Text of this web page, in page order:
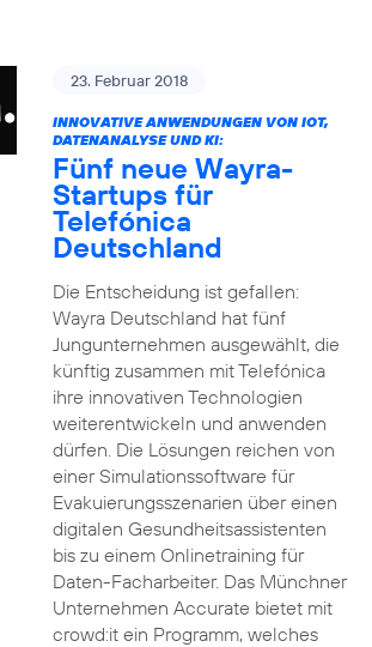
23. Februar 2018
INNOVATIVE ANWENDUNGEN VON IOT,
DATENANALYSE UND KI:
Fünf neue Wayra-
Startups für
Telefónica
Deutschland
Die Entscheidung ist gefallen:
Wayra Deutschland hat fünf
Jungunternehmen ausgewählt, die
künftig zusammen mit Telefónica
ihre innovativen Technologien
weiterentwickeln und anwenden
dürfen. Die Lösungen reichen von
einer Simulationssoftware für
Evakuierungsszenarien über einen
digitalen Gesundheitsassistenten
bis zu einem Onlinetraining für
Daten-Facharbeiter. Das Münchner
Unternehmen Accurate bietet mit
crowd:it ein Programm, welches